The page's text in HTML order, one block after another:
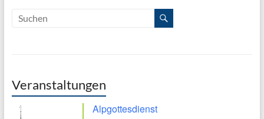
Veranstaltungen
Alpgottesdienst